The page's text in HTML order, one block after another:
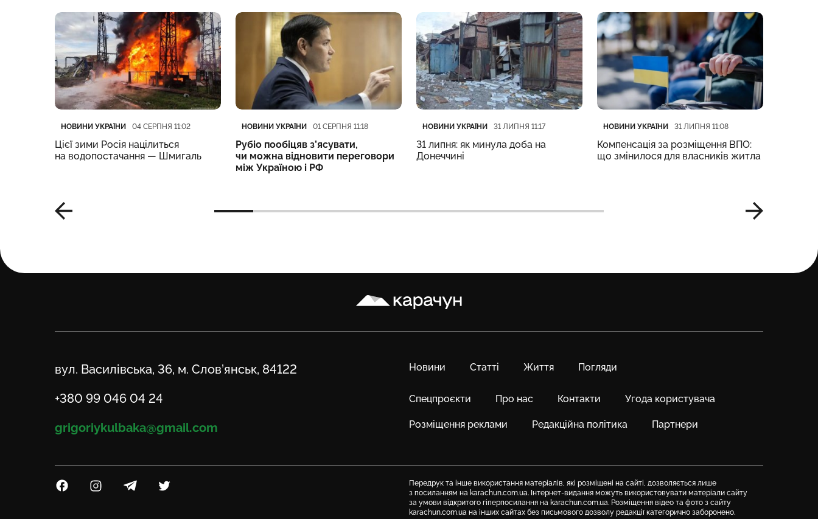
Категорія
НОВИНИ УКРАЇНИ
Дата публікації 04 СЕРПНЯ 11:02
Цієї зими Росія націлиться
на водопостачання — Шмигаль
Категорія
НОВИНИ УКРАЇНИ
Дата публікації 01 СЕРПНЯ 11:18
Рубіо пообіцяв з’ясувати,
чи можна відновити переговори
між Україною і РФ
Категорія
НОВИНИ УКРАЇНИ
Дата публікації 31 ЛИПНЯ 11:17
31 липня: як минула доба на
Донеччині
Категорія
НОВИНИ УКРАЇНИ
Дата публікації 31 ЛИПНЯ 11:08
Компенсація за розміщення ВПО:
що змінилося для власників житла
Карачун
Новини Статті Життя Погляди
Спецпроєкти Про нас Контакти Угода користувача
Розміщення реклами Редакційна політика Партнери
Адреса
вул. Василівська, 36, м. Слов’янськ, 84122
Телефон
+380 99 046 04 24
Email
grigoriykulbaka@gmail.com
Посилання на Facebook
Посилання на Instagram
Посилання на Telegram
Посилання на Twitter
Передрук та інше використання матеріалів, які розміщені на сайті, дозволяється лише
з посиланням на karachun.com.ua. Інтернет-видання можуть використовувати матеріали сайту
за умови відкритого гіперпосилання на karachun.com.ua. Розміщення відео та фото з сайту
karachun.com.ua на інших сайтах без письмового дозволу редакції категорично заборонено.